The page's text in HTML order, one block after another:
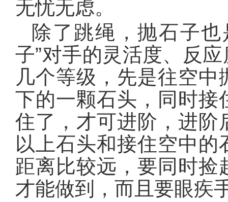
无忧无虑。
除了跳绳，抛石子
子”对手的灵活度、反
几个等级，先是往空
下的一颗石头，同时接
住了，才可进阶，进阶
以上石头和接住空中
距离比较远，要同时
才能做到，而且要眼疾